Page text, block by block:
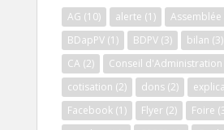
AG (10) alerte (1) Assemblée
BDapPV (1) BDPV (3) bilan (3)
CA (2) Conseil d'Administration
cotisation (2) dons (2)
Facebook (1) Flyer (2) Foire